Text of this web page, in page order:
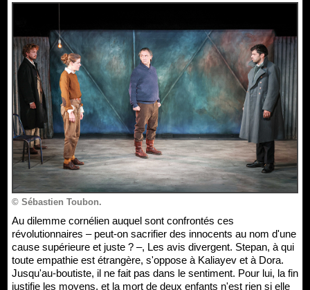
© Sébastien Toubon.
Au dilemme cornélien auquel sont confrontés ces
révolutionnaires – peut-on sacrifier des innocents au nom d'une
cause supérieure et juste ? –, Les avis divergent. Stepan, à qui
toute empathie est étrangère, s'oppose à Kaliayev et à Dora.
Jusqu'au-boutiste, il ne fait pas dans le sentiment. Pour lui, la fin
justifie les moyens, et la mort de deux enfants n'est rien si elle